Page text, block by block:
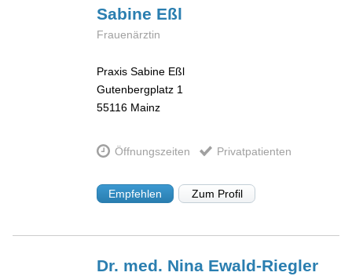
Sabine Eßl
Frauenärztin
Praxis Sabine Eßl
Gutenbergplatz 1
55116 Mainz
Öffnungszeiten Privatpatienten
Empfehlen Zum Profil
Dr. med. Nina Ewald-Riegler